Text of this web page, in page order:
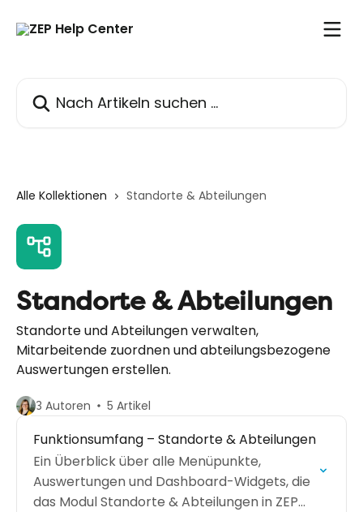
Alle Kollektionen Standorte & Abteilungen
Standorte & Abteilungen
Standorte und Abteilungen verwalten,
Mitarbeitende zuordnen und abteilungsbezogene
Auswertungen erstellen.
3 Autoren 5 Artikel
Funktionsumfang – Standorte & Abteilungen
Ein Überblick über alle Menüpunkte,
Auswertungen und Dashboard-Widgets, die
das Modul Standorte & Abteilungen in ZEP